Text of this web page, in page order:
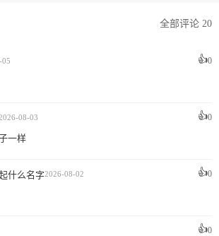
全部评论 20
05 👍0
08-03 👍0
一样
什么名字2026-08-02 👍0
👍0